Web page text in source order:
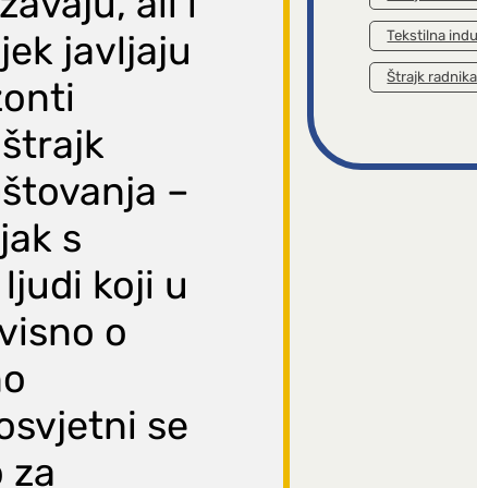
javljaju
–
s
koji u
o
se
za
Tekstilna
Štrajk radnika